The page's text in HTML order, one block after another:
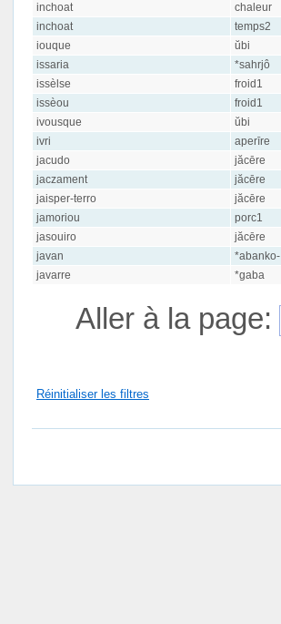
inchoat
chaleur
inchoat
temps2
iouque
ŭbi
issaria
*sahrjô
issèlse
froid1
issèou
froid1
ivousque
ŭbi
ivri
aperīre
jacudo
jăcēre
jaczament
jăcēre
jaisper-terro
jăcēre
jamoriou
porc1
jasouiro
jăcēre
javan
*abanko-
javarre
*gaba
Aller à la page:
Réinitialiser les filtres